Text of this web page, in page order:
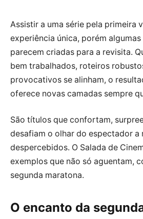
Assistir a uma série pela primeira
experiência única, porém
parecem criadas para a revisita.
bem trabalhados, roteiros
provocativos se alinham, o
oferece novas camadas sempre
São títulos que confortam,
desafiam o olhar do espectador a
despercebidos. O Salada de
exemplos que não só aguentam,
segunda maratona.
O encanto da